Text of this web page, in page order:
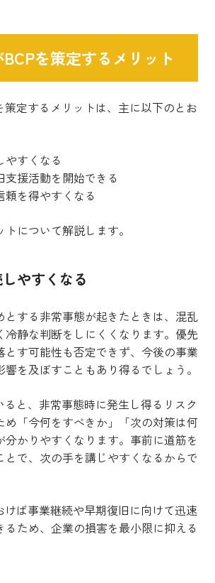
を策定するメリット
策定するメリットは、主に以下のとお
やすくなる
支援活動を開始できる
頼を得やすくなる
について解説します。
やすくなる
とする非常事態が起きたときは、混乱
冷静な判断をしにくくなります。優先
とす可能性も否定できず、今後の事業
を及ぼすこともあり得るでしょう。
ると、非常事態時に発生し得るリスク
め「今何をすべきか」「次の対策は何
分かりやすくなります。事前に道筋を
とで、次の手を講じやすくなるからで
けば事業継続や早期復旧に向けて迅速
るため、企業の損害を最小限に抑える